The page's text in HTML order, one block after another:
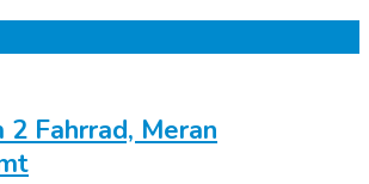
2 Fahrrad, Meran